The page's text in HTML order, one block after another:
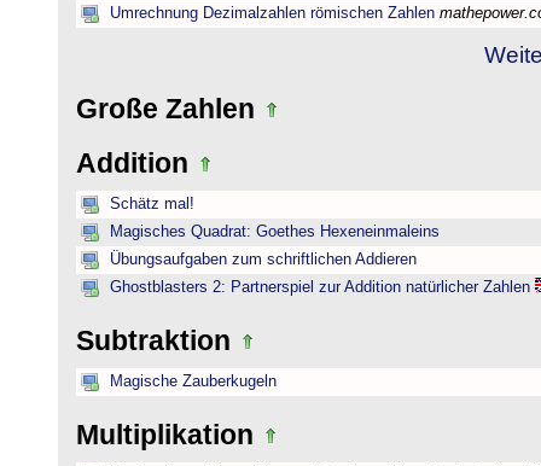
Umrechnung Dezimalzahlen römischen Zahlen
Große Zahlen
Addition
Schätz mal!
Magisches Quadrat: Goethes Hexeneinmaleins
Übungsaufgaben zum schriftlichen Addieren
Ghostblasters 2: Partnerspiel zur Addition natürlicher Zahlen
Subtraktion
Magische Zauberkugeln
Multiplikation